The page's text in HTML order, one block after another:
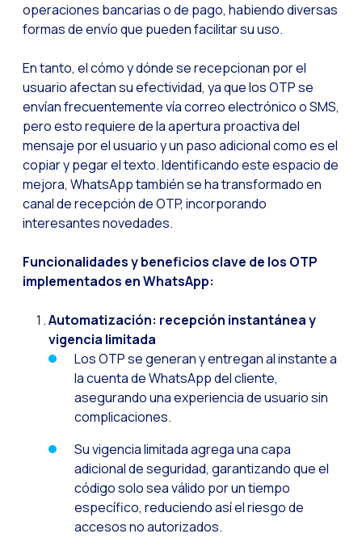
Optimiza la
¿Conoces la
WiReview &
La voz del cliente: el
Atención al cliente
Potenciación de
Inteligencia
La evolución del call
El ecosistema de
Atención al cliente:
Cómo medir el éxito
operaciones bancarias o de pago, habiendo diversas
formas de envío que pueden facilitar su uso.
En tanto, el cómo y dónde se recepcionan por el
usuario afectan su efectividad, ya que los OTP se
envían frecuentemente vía correo electrónico o SMS,
pero esto requiere de la apertura proactiva del
mensaje por el usuario y un paso adicional como es el
copiar y pegar el texto. Identificando este espacio de
mejora, WhatsApp también se ha transformado en
canal de recepción de OTP, incorporando
interesantes novedades.
Funcionalidades y beneficios clave de los OTP
implementados en WhatsApp:
Automatización: recepción instantánea y
vigencia limitada
Los OTP se generan y entregan al instante a
la cuenta de WhatsApp del cliente,
asegurando una experiencia de usuario sin
complicaciones.
Su vigencia limitada agrega una capa
adicional de seguridad, garantizando que el
código solo sea válido por un tiempo
específico, reduciendo así el riesgo de
accesos no autorizados.